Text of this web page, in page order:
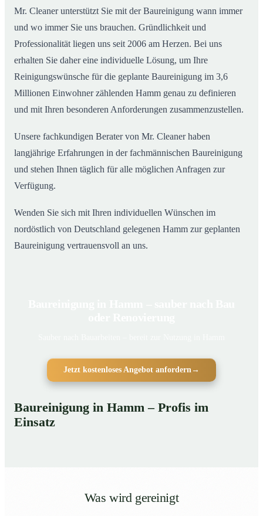
Mr. Cleaner unterstützt Sie mit der Baureinigung wann immer
und wo immer Sie uns brauchen. Gründlichkeit und
Professionalität liegen uns seit 2006 am Herzen. Bei uns
erhalten Sie daher eine individuelle Lösung, um Ihre
Reinigungswünsche für die geplante Baureinigung im 3,6
Millionen Einwohner zählenden Hamm genau zu definieren
und mit Ihren besonderen Anforderungen zusammenzustellen.
Unsere fachkundigen Berater von Mr. Cleaner haben
langjährige Erfahrungen in der fachmännischen Baureinigung
und stehen Ihnen täglich für alle möglichen Anfragen zur
Verfügung.
Wenden Sie sich mit Ihren individuellen Wünschen im
nordöstlich von Deutschland gelegenen Hamm zur geplanten
Baureinigung vertrauensvoll an uns.
Jetzt kostenloses Angebot anfordern→
Baureinigung in Hamm – Profis im
Einsatz
Was wird gereinigt